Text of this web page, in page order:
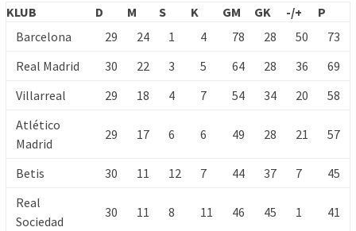
KLUB
D M S K GM GK -/+
P
Barcelona
29 24 1 4 78 28 50
73
Real Madrid
30 22 3 5 64 28 36
69
Villarreal
29 18 4 7 54 34 20
58
Atlético
Madrid
29 17 6 6 49 28 21 57
Betis 30 11 12 7 44 37 7
45
Real
Sociedad
30 11 8 11 46 45 1 41